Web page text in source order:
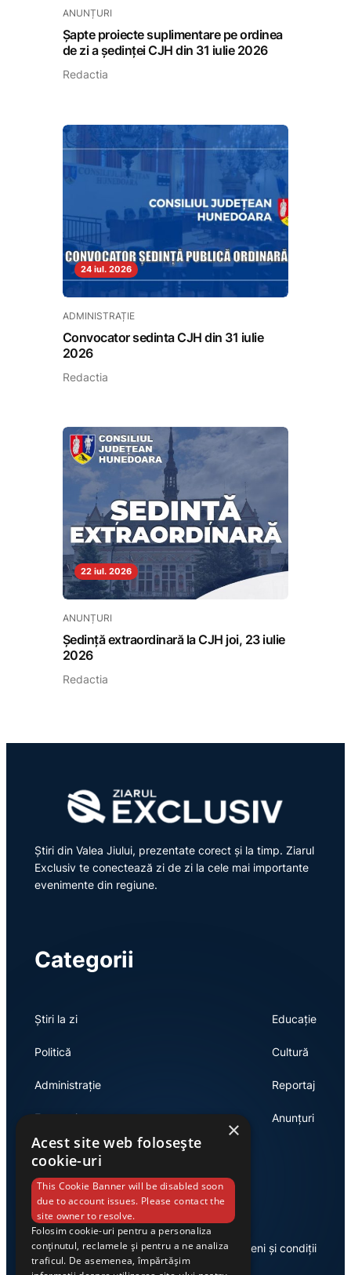
ANUNȚURI
Șapte proiecte suplimentare pe ordinea
de zi a ședinței CJH din 31 iulie 2026
Redactia
24 iul. 2026
ADMINISTRAȚIE
Convocator sedinta CJH din 31 iulie
2026
Redactia
22 iul. 2026
ANUNȚURI
Ședință extraordinară la CJH joi, 23 iulie
2026
Redactia
Știri din Valea Jiului, prezentate corect și la timp. Ziarul
Exclusiv te conectează zi de zi la cele mai importante
evenimente din regiune.
Categorii
Știri la zi
Politică
Administrație
Economie
Educație
Cultură
Reportaj
Anunțuri
Link-uri utile
Despre noi Termeni și condiții
×
Acest site web folosește
cookie-uri
This Cookie Banner will be disabled soon
due to account issues. Please contact the
site owner to resolve.
Folosim cookie-uri pentru a personaliza
conținutul, reclamele și pentru a ne analiza
traficul. De asemenea, împărtășim